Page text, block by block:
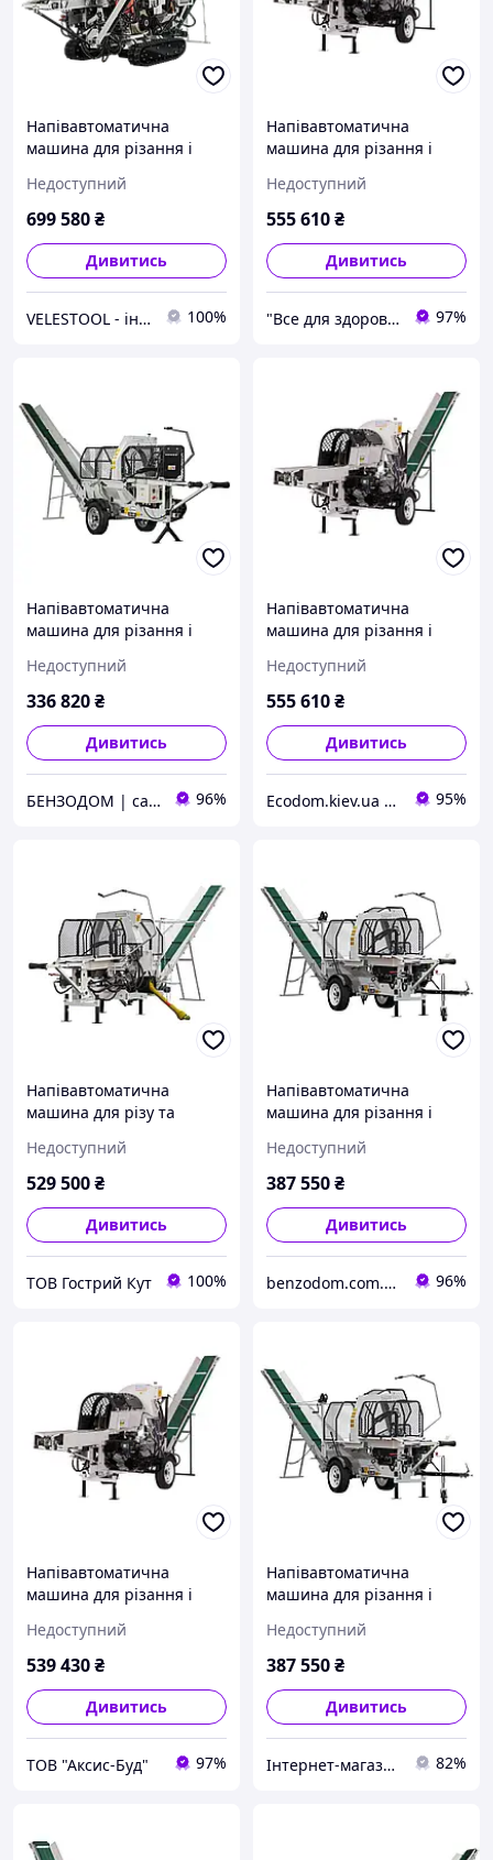
Напівавтоматична
машина для різання і
Lumag SSA500DH-PROT/RS
Недоступний
699 580₴
Дивитись
VELESTOOL - інтернет-магазин інструментів та обладнання 100%
Напівавтоматична
машина для різання і
SSA500GH-PRO/S
Недоступний
555 610₴
Дивитись
"Все для здоров'я" Інтернет-магазин 97%
Напівавтоматична
машина для різання і
400G
Недоступний
336 820₴
Дивитись
БЕНЗОДОМ | садова техніка та електроінструмент 96%
Напівавтоматична
машина для різання і
SSA500GH-PRO/S
Недоступний
555 610₴
Дивитись
Еcodom.kiev.ua Інтернет- магазин 95%
Напівавтоматична
машина для різу та
SSA500Z
Недоступний
529 500₴
Дивитись
ТОВ Гострий Кут 100%
Напівавтоматична
машина для різання і
500G
Недоступний
387 550₴
Дивитись
benzodom.com.ua 96%
Напівавтоматична
машина для різання і
SSA500GH-PRO/S
Недоступний
539 430₴
Дивитись
ТОВ "Аксис-Буд" 97%
Напівавтоматична
машина для різання і
500G
Недоступний
387 550₴
Дивитись
Інтернет-магазин ToolX 82%